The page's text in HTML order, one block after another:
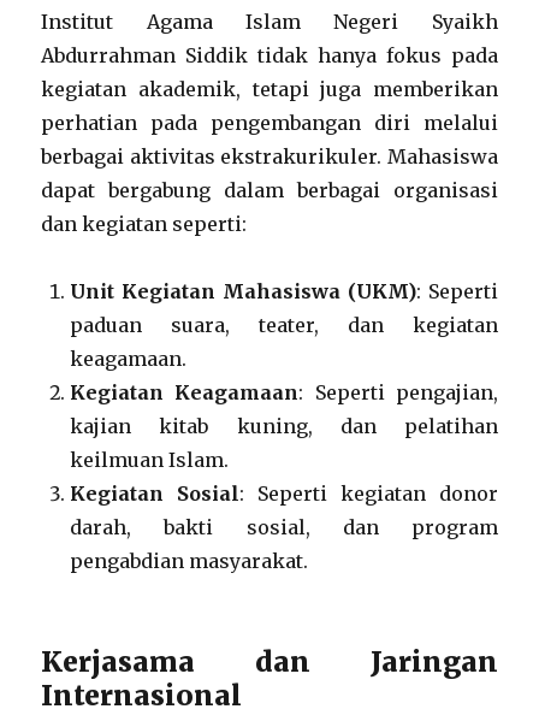
Institut Agama Islam Negeri Syaikh
Abdurrahman Siddik tidak hanya fokus pada
kegiatan akademik, tetapi juga memberikan
perhatian pada pengembangan diri melalui
berbagai aktivitas ekstrakurikuler. Mahasiswa
dapat bergabung dalam berbagai organisasi
dan kegiatan seperti:
Unit Kegiatan Mahasiswa (UKM): Seperti
paduan suara, teater, dan kegiatan
keagamaan.
Kegiatan Keagamaan: Seperti pengajian,
kajian kitab kuning, dan pelatihan
keilmuan Islam.
Kegiatan Sosial: Seperti kegiatan donor
darah, bakti sosial, dan program
pengabdian masyarakat.
Kerjasama dan Jaringan
Internasional